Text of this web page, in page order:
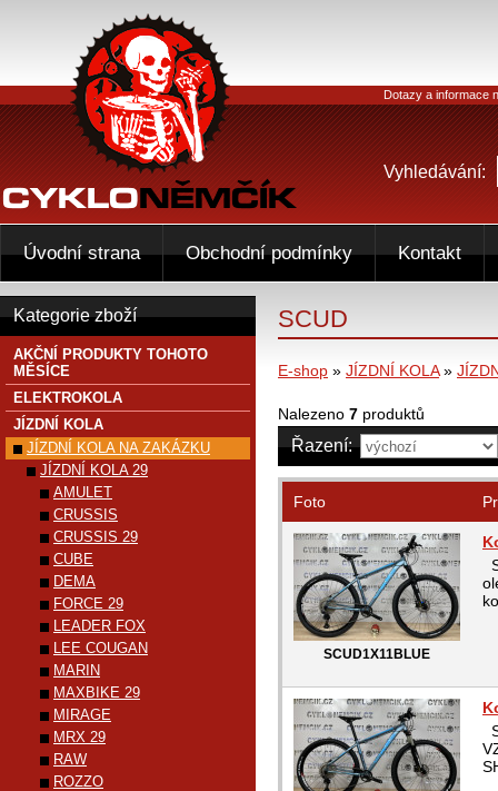
SCUD
E-shop » JÍZDNÍ KOLA»
Nalezeno 7 produktů
Řazení:
Foto
SCUD1X11BLUE
Kategorie zboží
AKČNÍ PRODUKTY TOHOTO
MĚSÍCE
ELEKTROKOLA
JÍZDNÍ KOLA
JÍZDNÍ KOLA NA ZAKÁZKU
JÍZDNÍ KOLA 29
AMULET
CRUSSIS
CRUSSIS 29
CUBE
DEMA
FORCE 29
LEADER FOX
LEE COUGAN
MARIN
MAXBIKE 29
MIRAGE
MRX 29
RAW
ROZZO
Dotazy a informace
Vyhledávání:
Úvodní strana Obchodní podmínky Kontakt